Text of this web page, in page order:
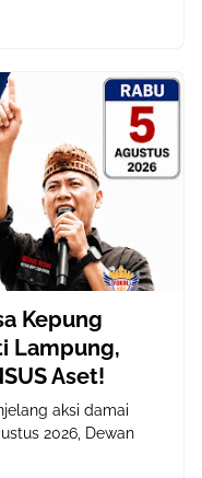
Kepung
Lampung,
Aset!
aksi damai
2026, Dewan